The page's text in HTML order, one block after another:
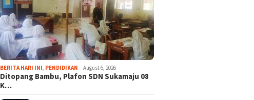
BERITA HARI INI PENDIDIKAN August 6, 2026
Ditopang Bambu, Plafon SDN Sukamaju 08
K…